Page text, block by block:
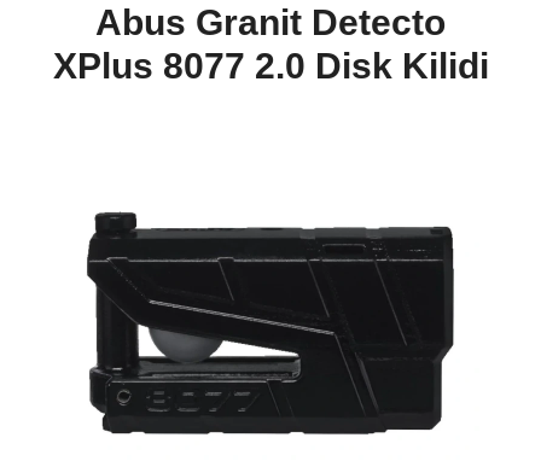
Abus Granit Detecto
XPlus 8077 2.0 Disk Kilidi